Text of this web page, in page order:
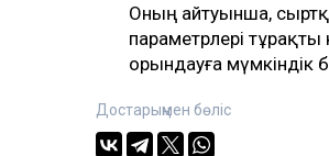
Оның айтуынша, сыртқы
параметрлері
орындауға мүмкіндік
Достарыңмен бөліс